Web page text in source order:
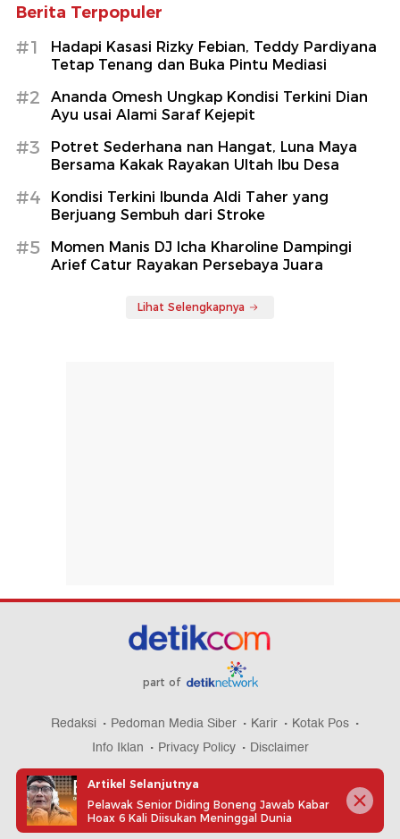
Berita Terpopuler
#1
Hadapi Kasasi Rizky Febian, Teddy Pardiyana
Tetap Tenang dan Buka Pintu Mediasi
#2
Ananda Omesh Ungkap Kondisi Terkini Dian
Ayu usai Alami Saraf Kejepit
#3
Potret Sederhana nan Hangat, Luna Maya
Bersama Kakak Rayakan Ultah Ibu Desa
#4
Kondisi Terkini Ibunda Aldi Taher yang
Berjuang Sembuh dari Stroke
#5
Momen Manis DJ Icha Kharoline Dampingi
Arief Catur Rayakan Persebaya Juara
Lihat Selengkapnya
part of
Redaksi Pedoman Media Siber Karir
Kotak Pos
Info Iklan
Privacy Policy Disclaimer
Artikel Selanjutnya
Pelawak Senior Diding Boneng Jawab Kabar
Hoax 6 Kali Diisukan Meninggal Dunia